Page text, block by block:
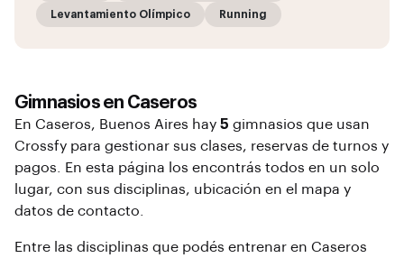
Levantamiento Olímpico Running
Gimnasios en Caseros
En Caseros, Buenos Aires hay 5 gimnasios que usan
Crossfy para gestionar sus clases, reservas de turnos y
pagos. En esta página los encontrás todos en un solo
lugar, con sus disciplinas, ubicación en el mapa y
datos de contacto.
Entre las disciplinas que podés entrenar en Caseros